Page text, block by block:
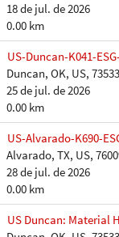
18 de jul. de 2026
0.00 km
US-Duncan-K041-
Duncan, OK, US, 73533
25 de jul. de 2026
0.00 km
US-Alvarado-K690-
Alvarado, TX, US,
28 de jul. de 2026
0.00 km
US Duncan: Material